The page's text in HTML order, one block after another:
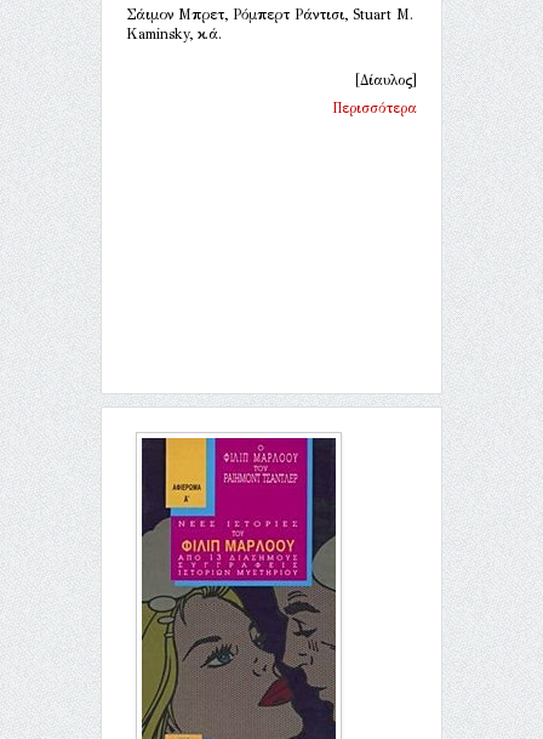
Σάιμον Μπρετ, Ρόμπερτ Ράντισι, Stuart M.
Kaminsky, κ.ά.
[Δίαυλος]
Περισσότερα